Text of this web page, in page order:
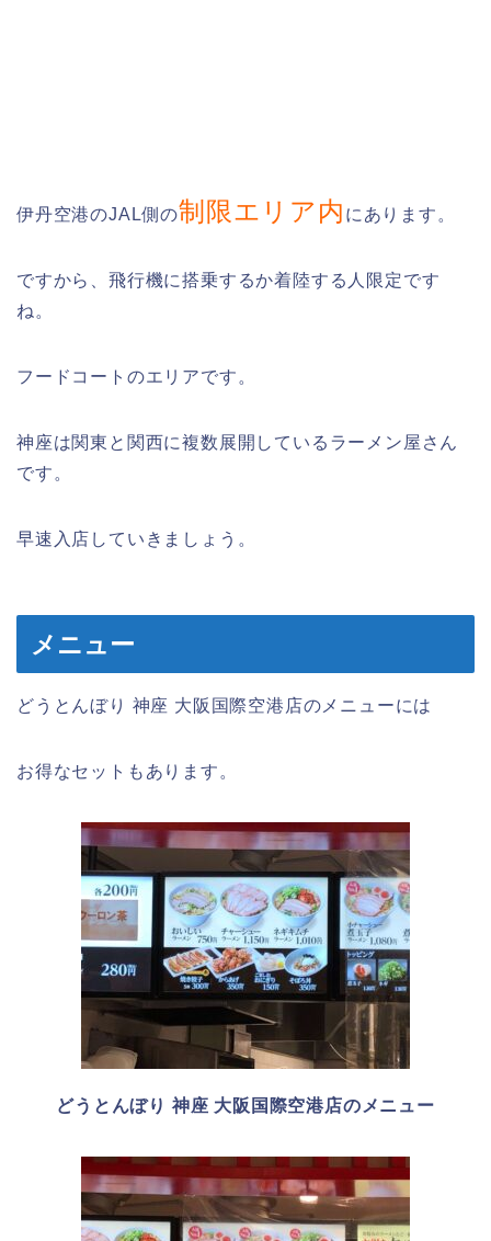
伊丹空港のJAL側の制限エリア内 にあります。
ですから、飛行機に搭乗するか着陸する人限定です
ね。
フードコートのエリアです。
神座は関東と関西に複数展開しているラーメン屋さん
です。
早速入店していきましょう。
メニュー
どうとんぼり 神座 大阪国際空港店のメニューには
お得なセットもあります。
どうとんぼり 神座 大阪国際空港店のメニュー